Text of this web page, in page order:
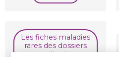
Les fiches maladies
rares des dossiers
patients